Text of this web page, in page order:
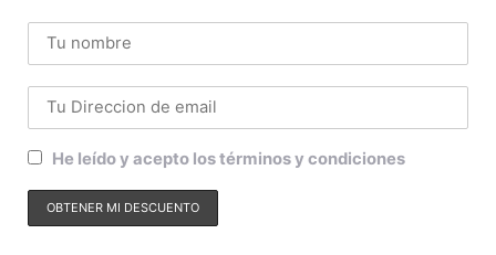
He leído y acepto los términos y condiciones